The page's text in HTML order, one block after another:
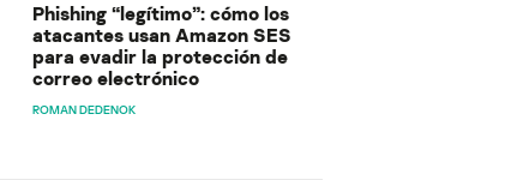
Phishing “legítimo”: cómo los
atacantes usan Amazon SES
para evadir la protección de
correo electrónico
ROMAN DEDENOK